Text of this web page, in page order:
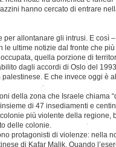
hanno cercato di entrare
per allontanare gli intrusi. E così
le ultime notizie dal fronte che
quella porzione di
dagli accordi di Oslo del
E che invece oggi è
della zona che Israele chiama
di 47 insediamenti e
più violente della regione,
delle colonie.
protagonisti di violenze: nella
di Kafar Malik. Quando